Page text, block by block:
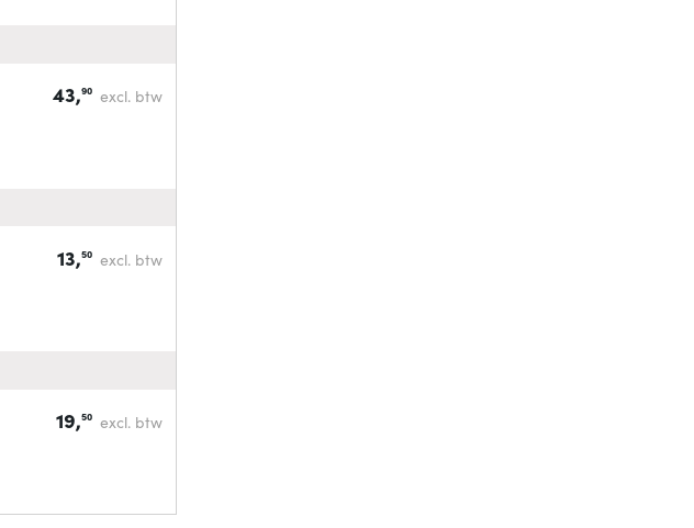
43,90 excl. btw
13,50 excl. btw
19,50 excl. btw